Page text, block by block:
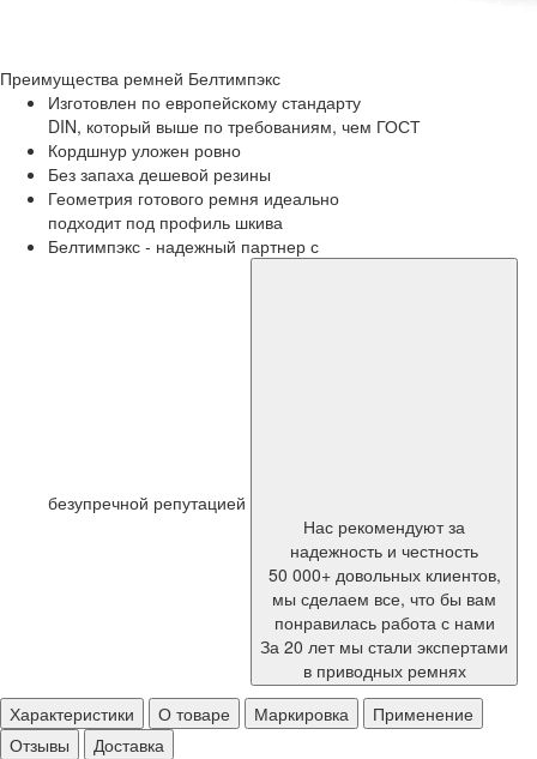
Преимущества ремней Белтимпэкс
Изготовлен по европейскому стандарту
DIN, который выше по требованиям, чем ГОСТ
Кордшнур уложен ровно
Без запаха дешевой резины
Геометрия готового ремня идеально
подходит под профиль шкива
Белтимпэкс - надежный партнер с
безупречной репутацией
Нас рекомендуют за
надежность и честность
50 000+ довольных клиентов,
мы сделаем все, что бы вам
понравилась работа с нами
За 20 лет мы стали экспертами
в приводных ремнях
Характеристики
О товаре Маркировка
Применение
Отзывы
Доставка